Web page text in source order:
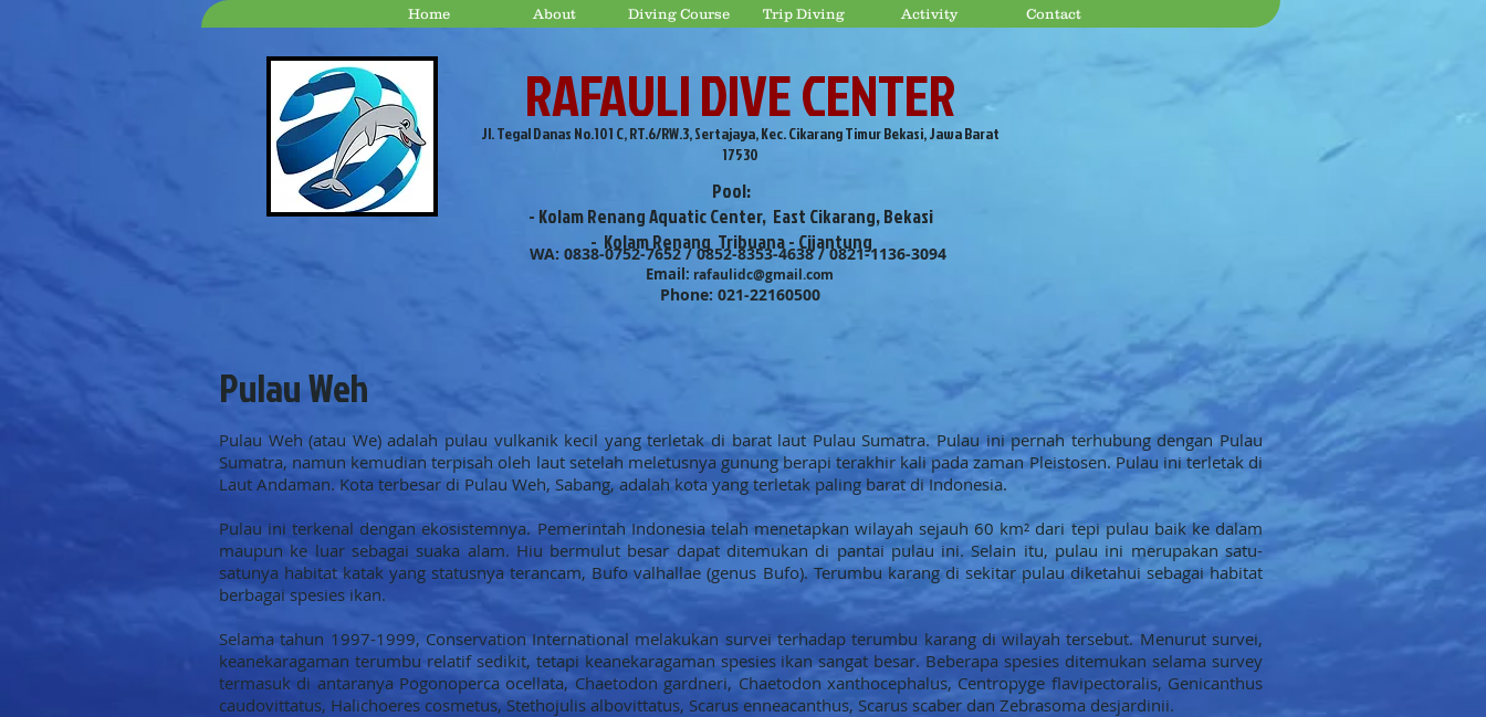
Home About Diving Course Trip Diving Activity Contact
RAFAULI DIVE CENTER
WA: 0838-0752-7652 / 0852-8353-4638 / 0821-1136-3094
Email: rafaulidc@gmail.com
Phone: 021-22160500
Jl. Tegal Danas No.101 C, RT.6/RW.3, Sertajaya, Kec. Cikarang Timur Bekasi, Jawa Barat
17530
Pool:
- Kolam Renang Aquatic Center, East Cikarang, Bekasi
- Kolam Renang Tribuana - Cijantung
Pulau Weh
Pulau Weh (atau We) adalah pulau vulkanik kecil yang terletak di barat laut Pulau Sumatra. Pulau ini pernah terhubung dengan Pulau
Sumatra, namun kemudian terpisah oleh laut setelah meletusnya gunung berapi terakhir kali pada zaman Pleistosen. Pulau ini terletak di
Laut Andaman. Kota terbesar di Pulau Weh, Sabang, adalah kota yang terletak paling barat di Indonesia.
Pulau ini terkenal dengan ekosistemnya. Pemerintah Indonesia telah menetapkan wilayah sejauh 60 km² dari tepi pulau baik ke dalam
maupun ke luar sebagai suaka alam. Hiu bermulut besar dapat ditemukan di pantai pulau ini. Selain itu, pulau ini merupakan satu-
satunya habitat katak yang statusnya terancam, Bufo valhallae (genus Bufo). Terumbu karang di sekitar pulau diketahui sebagai habitat
berbagai spesies ikan.
Selama tahun 1997-1999, Conservation International melakukan survei terhadap terumbu karang di wilayah tersebut. Menurut survei,
keanekaragaman terumbu relatif sedikit, tetapi keanekaragaman spesies ikan sangat besar. Beberapa spesies ditemukan selama survey
termasuk di antaranya Pogonoperca ocellata, Chaetodon gardneri, Chaetodon xanthocephalus, Centropyge flavipectoralis, Genicanthus
caudovittatus, Halichoeres cosmetus, Stethojulis albovittatus, Scarus enneacanthus, Scarus scaber dan Zebrasoma desjardinii.